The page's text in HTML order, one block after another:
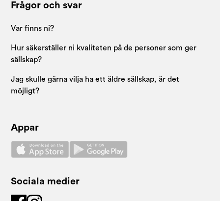
Frågor och svar
Var finns ni?
Hur säkerställer ni kvaliteten på de personer som ger
sällskap?
Jag skulle gärna vilja ha ett äldre sällskap, är det
möjligt?
Appar
Sociala medier